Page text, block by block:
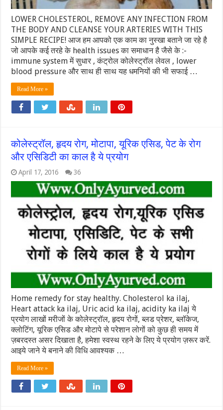
LOWER CHOLESTEROL, REMOVE ANY INFECTION FROM
THE BODY AND CLEANSE YOUR ARTERIES WITH THIS
SIMPLE RECIPE! आज हम आपको एक काम का नुस्खा बताने जा रहे है
जो आपके कई तरहे के health issues का समाधान है जैसे के :-
immune system में सुधार , कंट्रोल कोलेस्ट्रॉल लेवल , lower
blood pressure और साथ ही साथ यह धमनियों की भी सफाई …
Read More »
कोलेस्ट्रॉल, हृदय रोग, मोटापा, यूरिक एसिड, पेट के रोग
और एसिडिटी का काल है ये प्रयोग
April 17, 2016 36
Home remedy for stay healthy. Cholesterol ka ilaj,
Heart attack ka ilaj, Uric acid ka ilaj, acidity ka ilaj ये
प्रयोग लाखों मरीजों के कोलेस्ट्रॉल, हृदय रोगों, ब्लड प्रेशर, ब्लॉकेज,
क्लोटिंग, यूरिक एसिड और मोटापे से परेशान लोगों को कुछ ही समय में
ज़बरदस्त असर दिखाता है, हमेशा स्वस्थ रहने के लिए ये प्रयोग ज़रूर करें.
आइये जाने ये बनाने की विधि आवश्यक …
Read More »